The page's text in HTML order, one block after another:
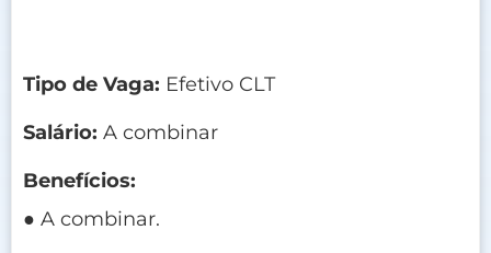
Tipo de Vaga: Efetivo CLT
Salário: A combinar
Benefícios:
● A combinar.